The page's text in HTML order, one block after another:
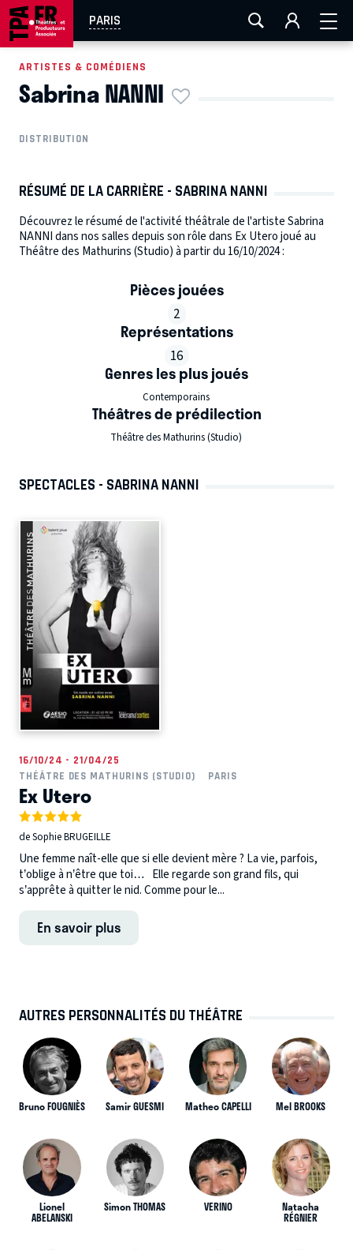
PARIS
AIX-MARSEILLE LA ROCHELLE
EN TOURNÉE
ARTISTES & COMÉDIENS
Sabrina NANNI
DISTRIBUTION
RÉSUMÉ DE LA CARRIÈRE - SABRINA NANNI
Découvrez le résumé de l'activité théâtrale de l'artiste Sabrina
NANNI dans nos salles depuis son rôle dans Ex Utero joué au
Théâtre des Mathurins (Studio) à partir du 16/10/2024 :
Pièces jouées
2
Représentations
16
Genres les plus joués
Contemporains
Théâtres de prédilection
Théâtre des Mathurins (Studio)
SPECTACLES - SABRINA NANNI
16/10/24 - 21/04/25
THÉÂTRE DES MATHURINS (STUDIO)
PARIS
Ex Utero
de Sophie BRUGEILLE
Une femme naît-elle que si elle devient mère ? La vie, parfois,
t’oblige à n’être que toi… Elle regarde son grand fils, qui
s’apprête à quitter le nid. Comme pour le...
En savoir plus
AUTRES PERSONNALITÉS DU THÉÂTRE
Bruno FOUGNIÈS Samir GUESMI Matheo CAPELLI Mel BROOKS
Lionel
ABELANSKI
Simon THOMAS VERINO Natacha
RÉGNIER